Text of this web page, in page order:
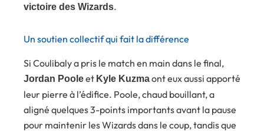
victoire des Wizards.
Un soutien collectif qui fait la différence
Si Coulibaly a pris le match en main dans le final,
Jordan Pooleet Kyle Kuzmaont eux aussi apporté
leur pierre à l’édifice. Poole, chaud bouillant, a
aligné quelques 3-points importants avant la pause
pour maintenir les Wizards dans le coup, tandis que